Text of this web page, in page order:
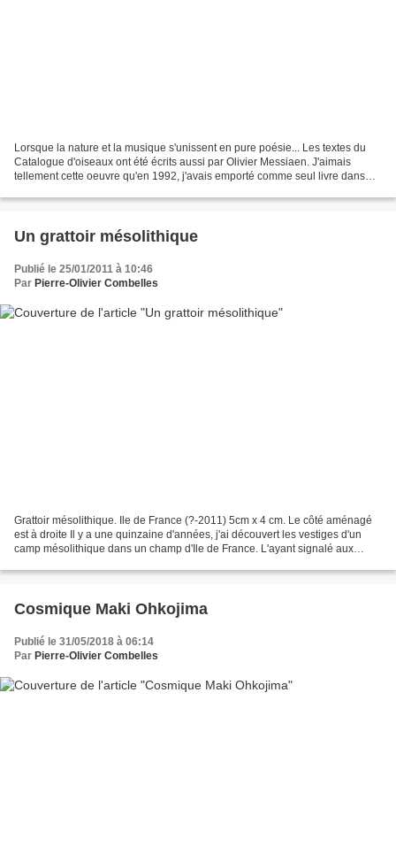
Lorsque la nature et la musique s'unissent en pure poésie... Les textes du
Catalogue d'oiseaux ont été écrits aussi par Olivier Messiaen. J'aimais
tellement cette oeuvre qu'en 1992, j'avais emporté comme seul livre dans
Un grattoir mésolithique
Publié le 25/01/2011 à 10:46
Par Pierre-Olivier Combelles
Grattoir mésolithique. Ile de France (?-2011) 5cm x 4 cm. Le côté aménagé
est à droite Il y a une quinzaine d'années, j'ai découvert les vestiges d'un
camp mésolithique dans un champ d'Ile de France. L'ayant signalé aux
Cosmique Maki Ohkojima
Publié le 31/05/2018 à 06:14
Par Pierre-Olivier Combelles